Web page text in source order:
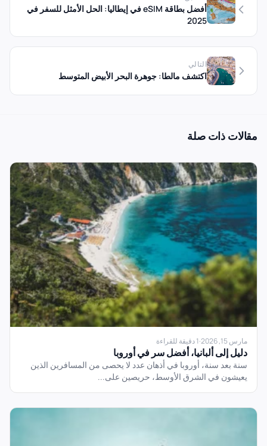
أفضل بطاقة eSIM في إيطاليا: الحل الأمثل للسفر في
2025
التالي
اكتشف مالطا: جوهرة البحر الأبيض المتوسط
مقالات ذات صلة
مارس 15, 2026 ·1 دقيقة للقراءة
دليل إلى ألبانيا، أفضل سر في أوروبا
سنة بعد سنة، أوروبا في أذهان عدد لا يحصى من المسافرين الذين
يعيشون في الشرق الأوسط، حريصين على...